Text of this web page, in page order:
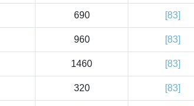
690 [83]
960 [83]
1460 [83]
320 [83]